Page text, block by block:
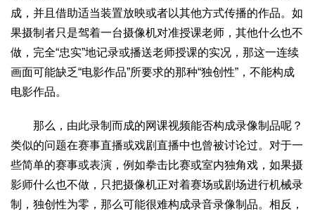
地方
京 津 冀 晋 蒙 辽 吉 黑 沪 苏 浙 皖
闽
赣
鲁 豫 鄂 湘 粤 桂 琼 渝 川 黔 滇
藏
陕
甘 青
智库
智库建设 智库专家 智库战略 智库之声
地方动态 地方强音
成，并且借助适当装置放映或者以其他方式传播的作品。如
果摄制者只是驾着一台摄像机对准授课老师，其他什么也不
做，完全“忠实”地记录或播送老师授课的实况，那这一连续
画面可能缺乏“电影作品”所要求的那种“独创性”，不能构成
电影作品。
那么，由此录制而成的网课视频能否构成录像制品呢？
类似的问题在赛事直播或戏剧直播中也曾被讨论过。对于一
些简单的赛事或表演，例如拳击比赛或室内独角戏，如果摄
影师什么也不做，只把摄像机正对着赛场或剧场进行机械录
制，独创性为零，那么可能很难构成录音录像制品。相反，